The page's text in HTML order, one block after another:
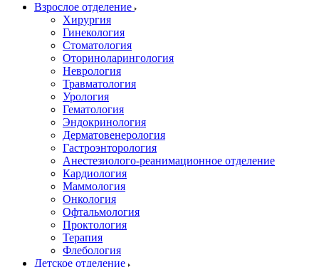
Взрослое отделение
Хирургия
Гинекология
Стоматология
Оториноларингология
Неврология
Травматология
Урология
Гематология
Эндокринология
Дерматовенерология
Гастроэнторология
Анестезиолого-реанимационное отделение
Кардиология
Маммология
Онкология
Офтальмология
Проктология
Терапия
Флебология
Детское отделение